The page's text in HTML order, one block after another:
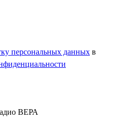
персональных данных в
ВЕРА